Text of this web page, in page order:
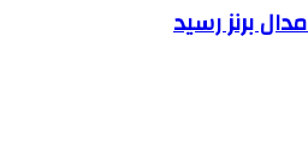
برنز رسید